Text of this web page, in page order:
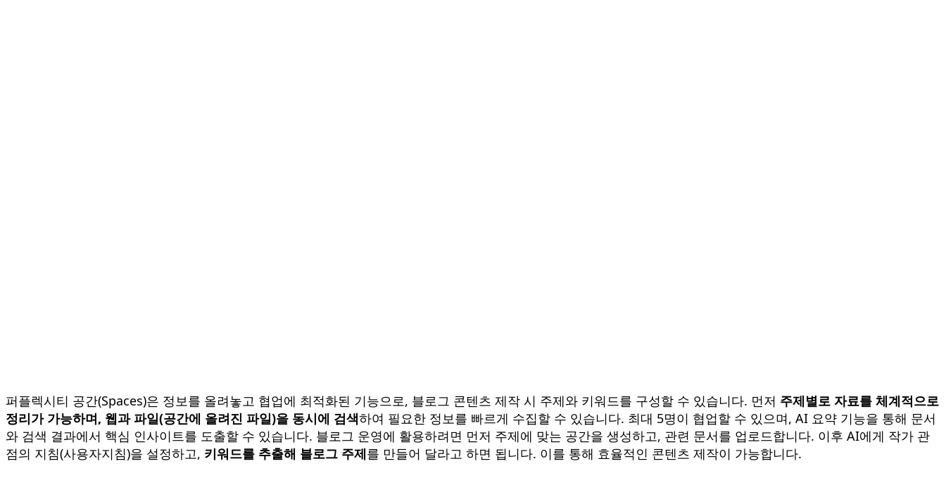
퍼플렉시티 공간(Spaces)은 정보를 올려놓고 협업에 최적화된 기능으로, 블로그 콘텐츠 제작 시 주제와 키워드를 구성할 수 있습니다. 먼저 주제별로 자료를 체계적으로
정리가 가능하며, 웹과 파일(공간에 올려진 파일)을 동시에 검색하여 필요한 정보를 빠르게 수집할 수 있습니다. 최대 5명이 협업할 수 있으며, AI 요약 기능을 통해 문서
와 검색 결과에서 핵심 인사이트를 도출할 수 있습니다. 블로그 운영에 활용하려면 먼저 주제에 맞는 공간을 생성하고, 관련 문서를 업로드합니다. 이후 AI에게 작가 관
점의 지침(사용자지침)을 설정하고, 키워드를 추출해 블로그 주제를 만들어 달라고 하면 됩니다. 이를 통해 효율적인 콘텐츠 제작이 가능합니다.